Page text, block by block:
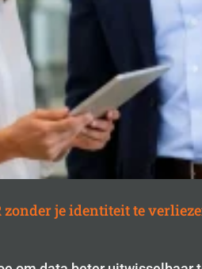
je identiteit te